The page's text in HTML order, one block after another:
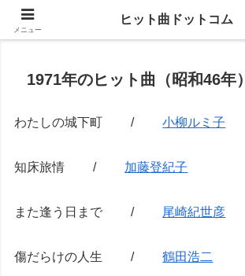
思い出の曲がすぐに見つかる
1971年のヒット曲（昭和46年）
わたしの城下町 /小柳ルミ子
知床旅情 / 加藤登紀子
また逢う日まで / 尾崎紀世彦
傷だらけの人生 /鶴田浩二
メニュー
ヒット曲ドットコム